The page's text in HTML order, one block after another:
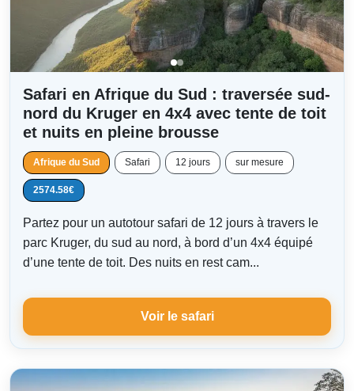
Safari en Afrique du Sud : traversée sud-
nord du Kruger en 4x4 avec tente de toit
et nuits en pleine brousse
Afrique du Sud Safari 12 jours sur mesure
2574.58€
Partez pour un autotour safari de 12 jours à travers le
parc Kruger, du sud au nord, à bord d’un 4x4 équipé
d’une tente de toit. Des nuits en rest cam...
Voir le safari